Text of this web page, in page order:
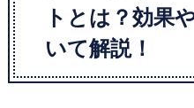
トとは？効果
いて解説！